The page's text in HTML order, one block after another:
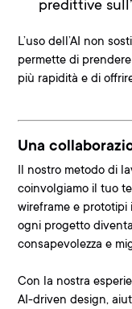
predittive
L’uso dell’AI non
permette di
più rapidità e di
Una
Il nostro metodo di
coinvolgiamo il tuo
wireframe e prototipi
ogni progetto
consapevolezza e
Con la nostra
AI-driven design,